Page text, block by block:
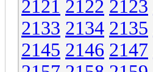
2121 2122 2123
2133 2134 2135
2145 2146 2147